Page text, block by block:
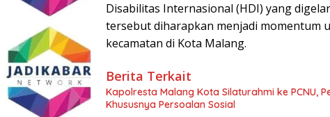
Disabilitas Internasional (HDI) yang
tersebut diharapkan menjadi momentum
kecamatan di Kota Malang.
Berita Terkait
Kapolresta Malang Kota Silaturahmi ke PCNU,
Khususnya Persoalan Sosial